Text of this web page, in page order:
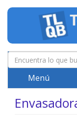
Menú